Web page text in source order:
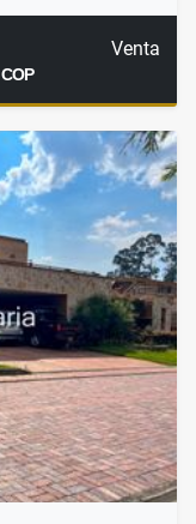
Venta
COP